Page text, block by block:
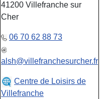
41200 Villefranche sur
Cher
06 70 62 88 73
alsh@villefranchesurcher.fr
Centre de Loisirs de
Villefranche